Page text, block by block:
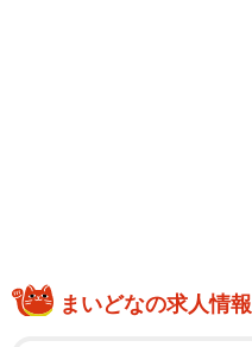
まいどなの求人情報